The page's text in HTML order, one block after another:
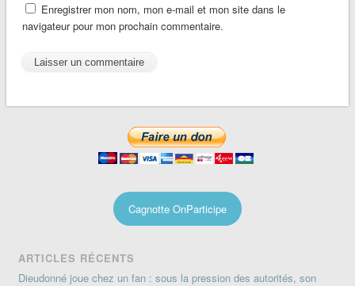
Enregistrer mon nom, mon e-mail et mon site dans le
navigateur pour mon prochain commentaire.
Cagnotte OnParticipe
ARTICLES RÉCENTS
Dieudonné joue chez un fan : sous la pression des autorités, son